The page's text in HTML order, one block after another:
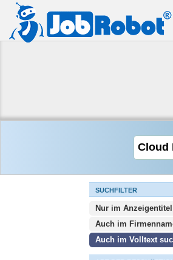
SUCHFILTER
Nur im
Auch im
Auch im Volltext